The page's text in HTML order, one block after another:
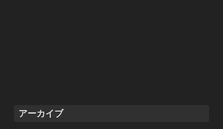
アーカイブ